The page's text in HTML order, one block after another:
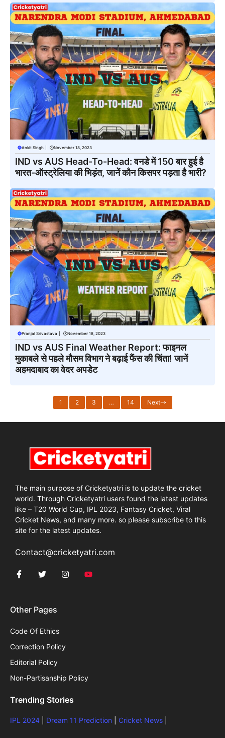
Ankit Singh November 18, 2023
IND vs AUS Head-To-Head: वनडे में 150 बार हुई है
भारत-ऑस्ट्रेलिया की भिड़ंत, जानें कौन किसपर पड़ता है भारी?
Pranjal Srivastava November 18, 2023
IND vs AUS Final Weather Report: फाइनल
मुकाबले से पहले मौसम विभाग ने बढ़ाई फैंस की चिंता! जानें
अहमदाबाद का वेदर अपडेट
1 2 3 … 14 Next
The main purpose of Cricketyatri is to update the cricket
world. Through Cricketyatri users found the latest updates
like – T20 World Cup, IPL 2023, Fantasy Cricket, Viral
Cricket News, and many more. so please subscribe to this
site for the latest updates.
Contact@cricketyatri.com
Other Pages
Code Of Ethics
Correction Policy
Editorial Policy
Non-Partisanship Policy
Trending Stories
IPL 2024 Dream 11 Prediction Cricket News